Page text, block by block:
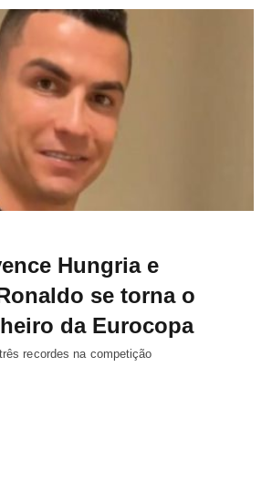
Hungria e
se torna o
da Eurocopa
recordes na competição